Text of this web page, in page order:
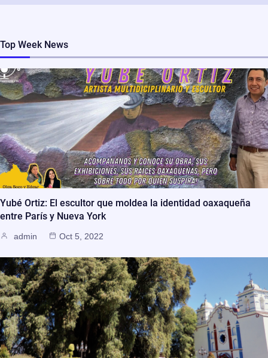
Top Week News
Yubé Ortiz: El escultor que moldea la identidad oaxaqueña
entre París y Nueva York
admin Oct 5, 2022